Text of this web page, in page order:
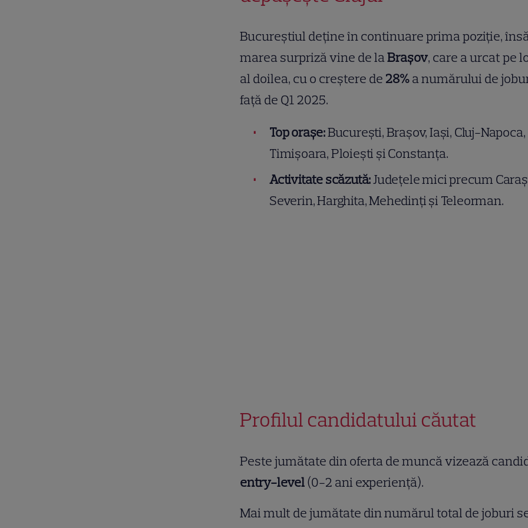
Bucureștiul deține în continuare prima poziție,
marea surpriză vine de laBrașov, care a urcat pe
al doilea, cu o creștere de 28%a numărului de
față de Q1 2025.
Top orașe:București, Brașov, Iași, Cluj-Napoca,
Timișoara, Ploiești și Constanța.
Activitate scăzută:Județele mici precum
Severin, Harghita, Mehedinți și Teleorman.
Profilul candidatului căutat
Peste jumătate din oferta de muncă vizează
entry-level(0-2 ani experiență).
Mai mult de jumătate din numărul total de joburi